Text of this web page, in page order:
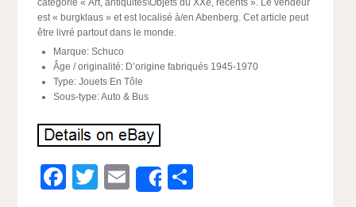
catégorie « Art, antiquités\Objets du XXe, récents ». Le vendeur
est « burgklaus » et est localisé à/en Abenberg. Cet article peut
être livré partout dans le monde.
Marque: Schuco
Âge / originalité: D’origine fabriqués 1945-1970
Type: Jouets En Tôle
Sous-type: Auto & Bus
Facebook
Twitter
EmailShare